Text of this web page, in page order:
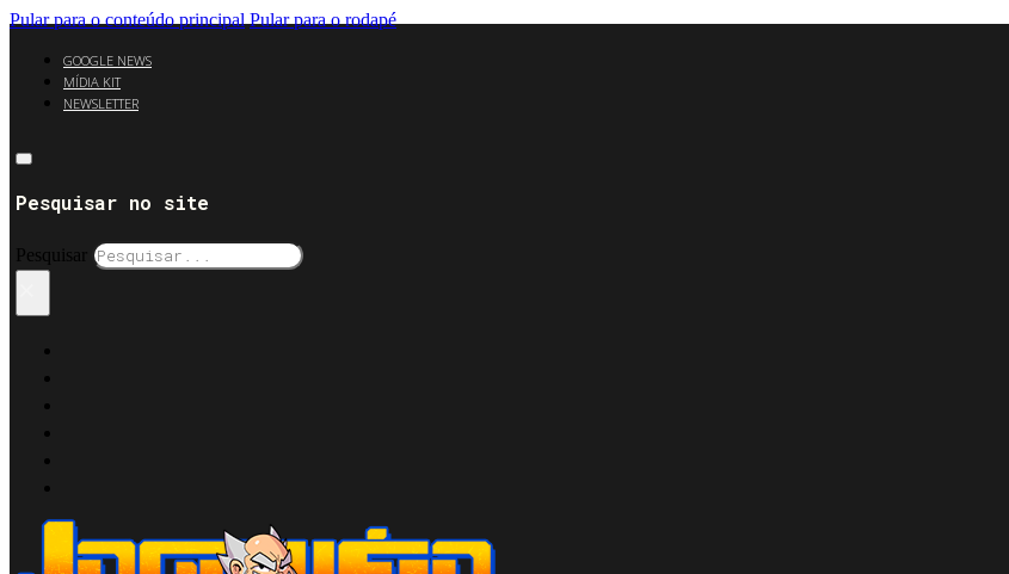
Pular para o conteúdo principal Pular para o rodapé
GOOGLE NEWS
MÍDIA KIT
NEWSLETTER
Pesquisar no site
Pesquisar